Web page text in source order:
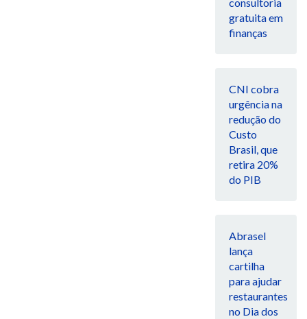
gratuita em
finanças
CNI cobra
urgência na
redução do
Custo
Brasil, que
retira 20%
do PIB
Abrasel
lança
cartilha
para ajudar
restaurantes
no Dia dos